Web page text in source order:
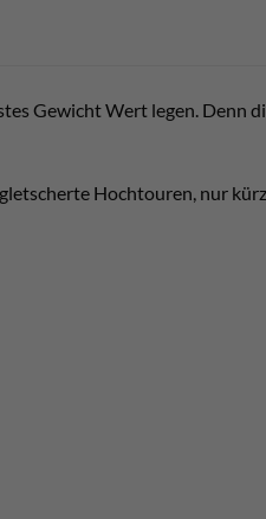
Gewicht Wert legen. Denn
Hochtouren, nur